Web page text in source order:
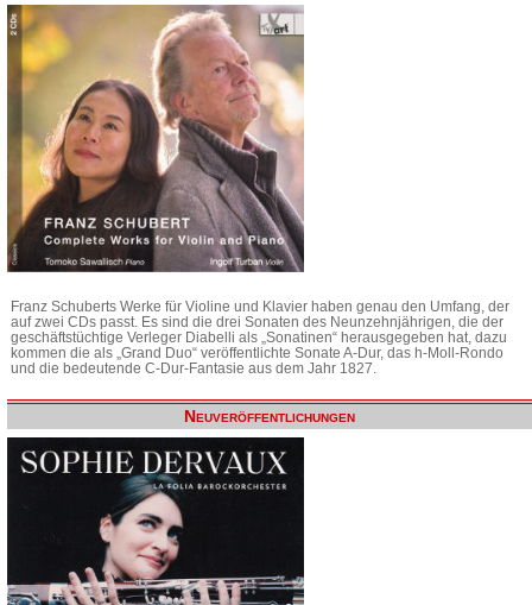
Franz Schuberts Werke für Violine und Klavier haben genau den Umfang, der
auf zwei CDs passt. Es sind die drei Sonaten des Neunzehnjährigen, die der
geschäftstüchtige Verleger Diabelli als „Sonatinen“ herausgegeben hat, dazu
kommen die als „Grand Duo“ veröffentlichte Sonate A-Dur, das h-Moll-Rondo
und die bedeutende C-Dur-Fantasie aus dem Jahr 1827.
Neuveröffentlichungen